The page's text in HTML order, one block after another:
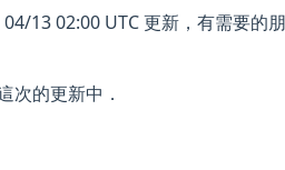
13 02:00 UTC 更新，有需要的
的更新中．